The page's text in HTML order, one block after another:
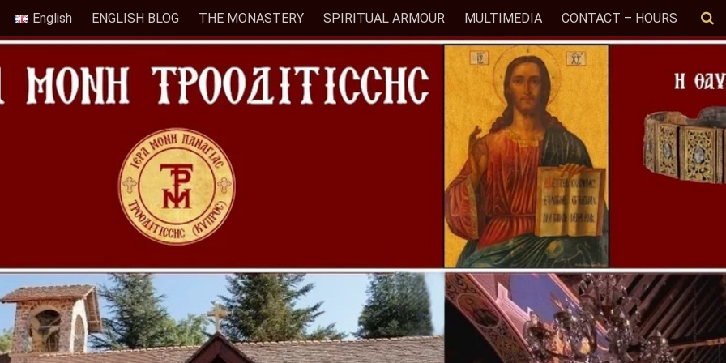
English ENGLISH BLOG THE MONASTERY SPIRITUAL ARMOUR MULTIMEDIA CONTACT – HOURS